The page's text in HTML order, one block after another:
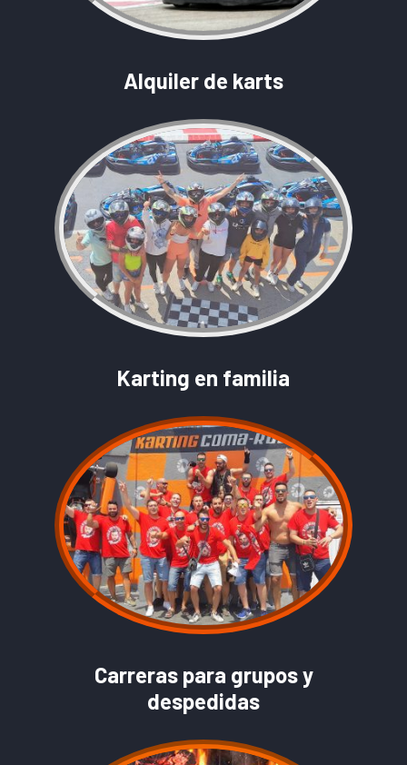
Alquiler de karts
Karting en familia
Carreras para grupos y
despedidas